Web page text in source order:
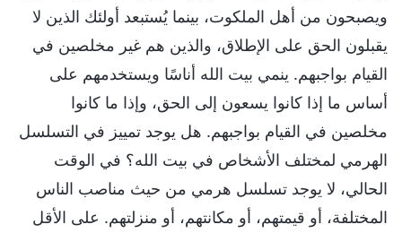
ويصبحون من أهل الملكوت، بينما يُستبعد أولئك الذين لا
يقبلون الحق على الإطلاق، والذين هم غير مخلصين في
القيام بواجبهم. ينمي بيت الله أناسًا ويستخدمهم على
أساس ما إذا كانوا يسعون إلى الحق، وإذا ما كانوا
مخلصين في القيام بواجبهم. هل يوجد تمييز في التسلسل
الهرمي لمختلف الأشخاص في بيت الله؟ في الوقت
الحالي، لا يوجد تسلسل هرمي من حيث مناصب الناس
المختلفة، أو قيمتهم، أو مكانتهم، أو منزلتهم. على الأقل